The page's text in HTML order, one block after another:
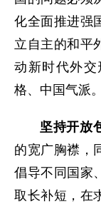
化全面推进强
立自主的和平
动新时代外
格、中国气派。
坚持开放
的宽广胸襟，
倡导不同国家
取长补短，在